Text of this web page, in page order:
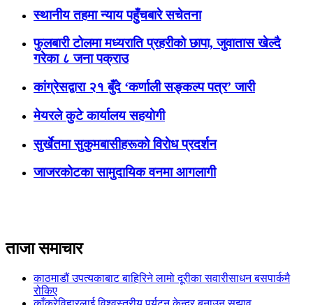
स्थानीय तहमा न्याय पहुँचबारे सचेतना
फुलबारी टोलमा मध्यराति प्रहरीको छापा, जुवातास खेल्दै
गरेका ८ जना पक्राउ
कांग्रेसद्वारा २१ बुँदे ‘कर्णाली सङ्कल्प पत्र’ जारी
मेयरले कुटे कार्यालय सहयोगी
सुर्खेतमा सुकुमबासीहरूको विराेध प्रदर्शन
जाजरकोटका सामुदायिक वनमा आगलागी
ताजा समाचार
काठमाडौं उपत्यकाबाट बाहिरिने लामो दूरीका सवारीसाधन बसपार्कमै
रोकिए